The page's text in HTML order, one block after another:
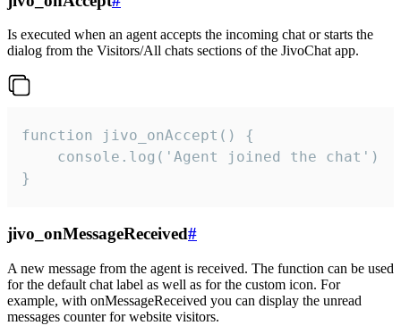
Is executed when an agent accepts the incoming chat or starts the
dialog from the Visitors/All chats sections of the JivoChat app.
function jivo_onAccept() {
}
jivo_onMessageReceived#
A new message from the agent is received. The function can be used
for the default chat label as well as for the custom icon. For
example, with onMessageReceived you can display the unread
messages counter for website visitors.